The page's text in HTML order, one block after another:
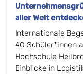
aller Welt
Internationale
40 Schüler*innen
Hochschule
Einblicke in